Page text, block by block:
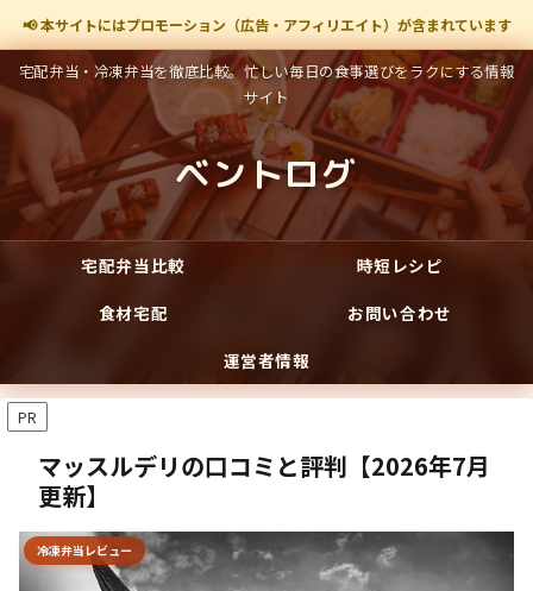
📢 本サイトにはプロモーション（広告・アフィリエイト）が含まれています
宅配弁当・冷凍弁当を徹底比較。忙しい毎日の食事選びをラクにする情報
サイト
ベントログ
宅配弁当比較
時短レシピ
食材宅配
お問い合わせ
運営者情報
PR
マッスルデリの口コミと評判【2026年7月
更新】
冷凍弁当レビュー